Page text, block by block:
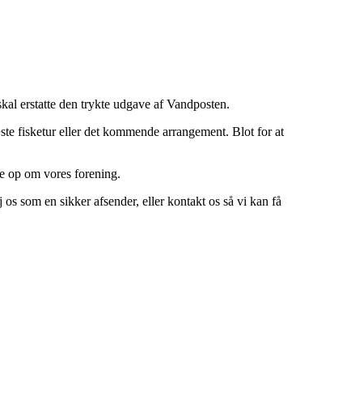
erstatte den trykte udgave af Vandposten.
fisketur eller det kommende arrangement. Blot for at
op om vores forening.
som en sikker afsender, eller kontakt os så vi kan få